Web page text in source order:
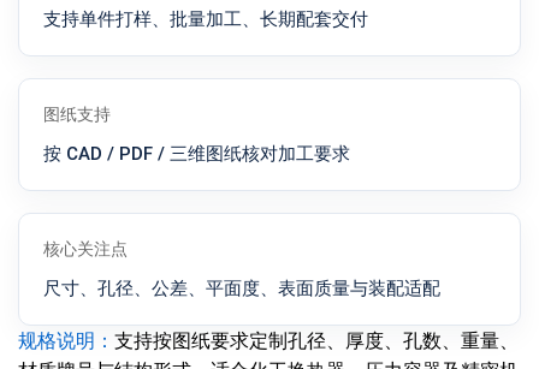
支持单件打样、批量加工、长期配套交付
图纸支持
按 CAD / PDF / 三维图纸核对加工要求
核心关注点
尺寸、孔径、公差、平面度、表面质量与装配适配
规格说明： 支持按图纸要求定制孔径、厚度、孔数、重量、